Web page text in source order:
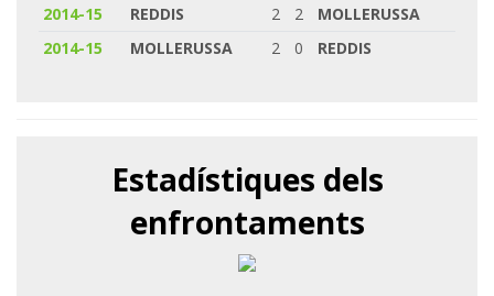
2014-15 REDDIS 2 2
MOLLERUSSA
2014-15
MOLLERUSSA 2 0 REDDIS
Estadístiques dels
enfrontaments